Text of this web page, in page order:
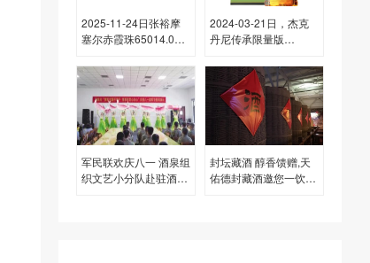
2025-11-24日张裕摩
塞尔赤霞珠65014.00
涨 45元
2024-03-21日，杰克
丹尼传承限量版
的价格是多少呢？
军民联欢庆八一 酒泉组
织文艺小分队赴驻酒部
封坛藏酒 醇香馈赠,天
佑德封藏酒邀您一饮好